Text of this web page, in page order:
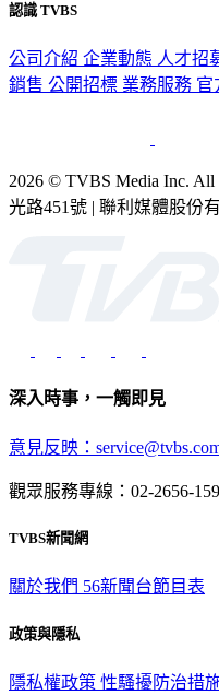
認識 TVBS
公司介紹 企業動態 人才招
銷售 公開招標 業務服務 官
2026 © TVBS Media Inc.
光路451號 | 聯利媒體股份
深入時事，一觸即見
意見反映：
觀眾服務專線：02-2656-
TVBS新聞網
關於我們 56新聞台節目表
政策與隱私
隱私權政策 性騷擾防治措